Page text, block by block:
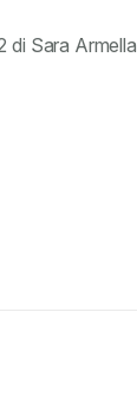
di Sara Armella